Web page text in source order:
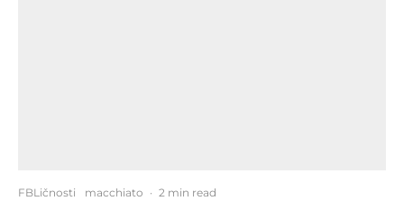
FBLičnosti macchiato · 2 min read